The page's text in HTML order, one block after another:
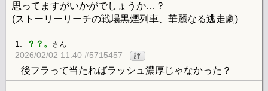
思ってますがいかがでしょうか…？
(ストーリーリーチの戦場黒煙列車、華麗なる逃走劇)
1. ？？。 さん
2026/02/02 11:40 #5715457 評
後フラって当たればラッシュ濃厚じゃなかった？